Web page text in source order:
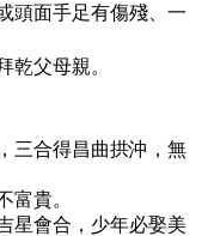
頭面手足有傷殘、一
乾父母親。
三合得昌曲拱沖，無
富貴。
星會合，少年必娶美